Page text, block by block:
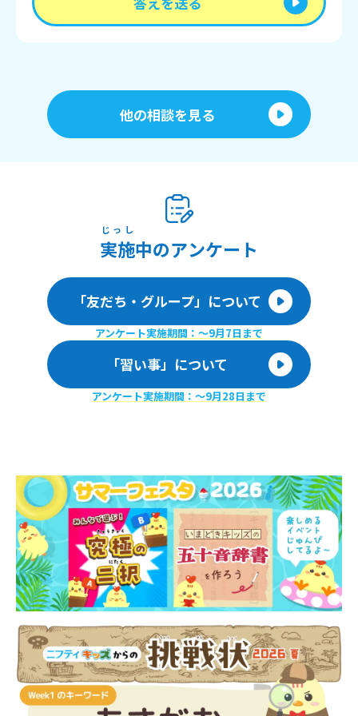
他の相談を見る
実施
じっし
中のアンケート
「友だち・グループ」について
アンケート実施期間：〜9月7日まで
「習い事」について
アンケート実施期間：〜9月28日まで